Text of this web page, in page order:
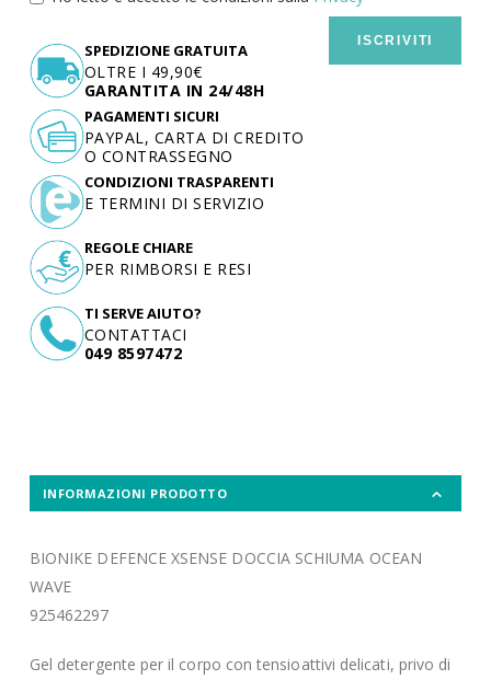
ISCRIVITI
SPEDIZIONE GRATUITA
OLTRE I 49,90€
GARANTITA IN 24/48H
TI SERVE AIUTO?
CONTATTACI
049 8597472
PAGAMENTI SICURI
PAYPAL, CARTA DI CREDITO
O CONTRASSEGNO
CONDIZIONI TRASPARENTI
E TERMINI DI SERVIZIO
REGOLE CHIARE
PER RIMBORSI E RESI
INFORMAZIONI PRODOTTO
BIONIKE DEFENCE XSENSE DOCCIA SCHIUMA OCEAN
WAVE
925462297
Gel detergente per il corpo con tensioattivi delicati, privo di